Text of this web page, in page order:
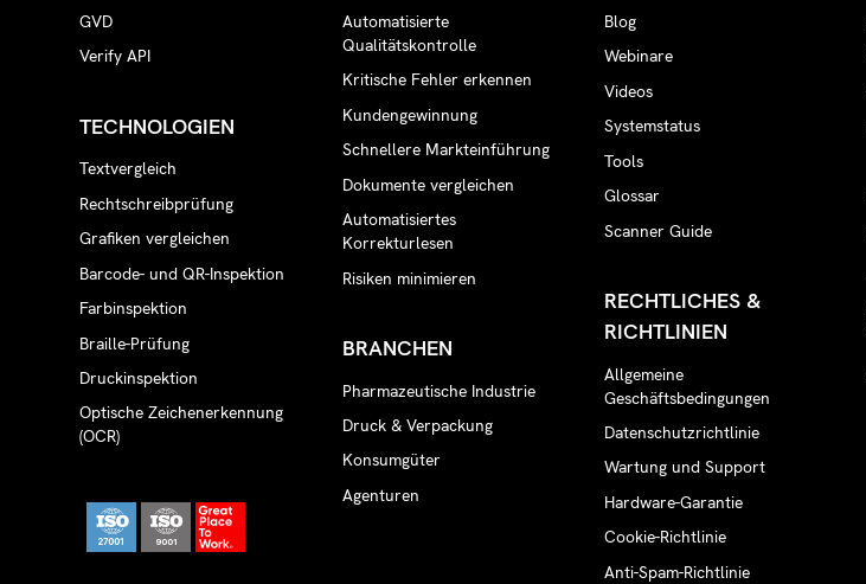
GVD
Verify API
TECHNOLOGIEN
Textvergleich
Rechtschreibprüfung
Grafiken vergleichen
Barcode- und QR-Inspektion
Farbinspektion
Braille-Prüfung
Druckinspektion
Optische Zeichenerkennung
(OCR)
Automatisierte
Qualitätskontrolle
Kritische Fehler erkennen
Kundengewinnung
Schnellere Markteinführung
Dokumente vergleichen
Automatisiertes
Korrekturlesen
Risiken minimieren
BRANCHEN
Pharmazeutische Industrie
Druck & Verpackung
Konsumgüter
Agenturen
Blog
Webinare
Videos
Systemstatus
Tools
Glossar
Scanner Guide
RECHTLICHES &
RICHTLINIEN
Allgemeine
Geschäftsbedingungen
Datenschutzrichtlinie
Wartung und Support
Hardware-Garantie
Cookie-Richtlinie
Anti-Spam-Richtlinie